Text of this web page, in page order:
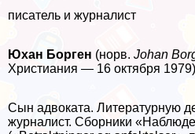
писатель и журналист
Юхан Борген (норв. Johan
Христиания — 16 октября
Сын адвоката. Литературную
журналист. Сборники